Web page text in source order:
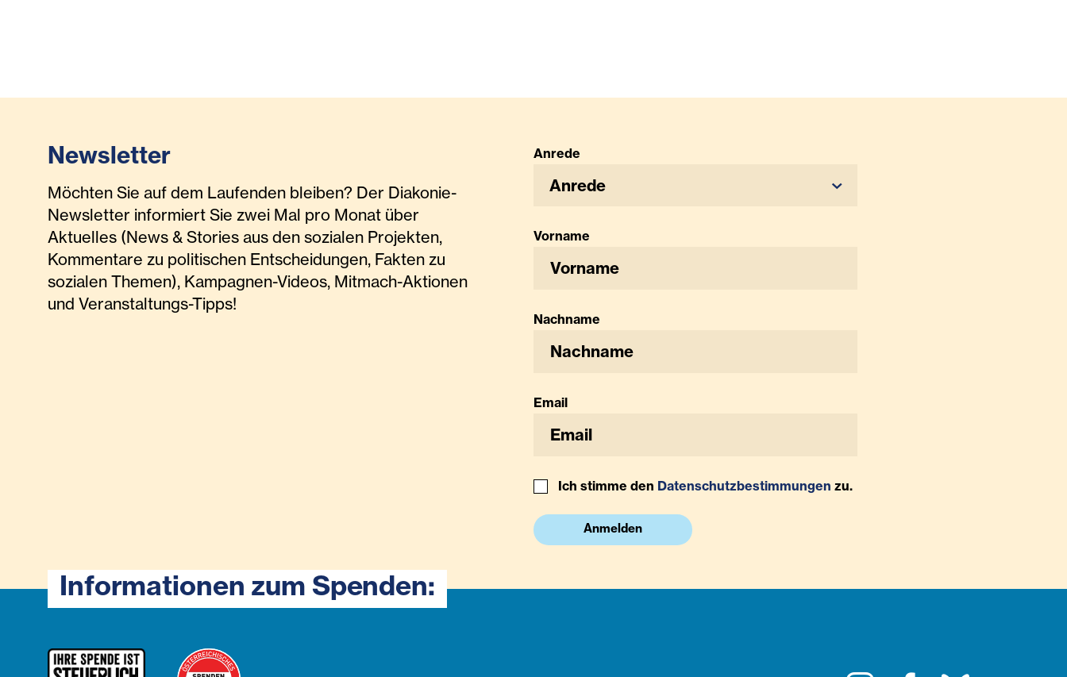
Newsletter
Möchten Sie auf dem Laufenden bleiben? Der Diakonie-
Newsletter informiert Sie zwei Mal pro Monat über
Aktuelles (News & Stories aus den sozialen Projekten,
Kommentare zu politischen Entscheidungen, Fakten zu
sozialen Themen), Kampagnen-Videos, Mitmach-Aktionen
und Veranstaltungs-Tipps!
Anrede
Anrede
Vorname
Nachname
Email
Ich stimme den Datenschutzbestimmungen zu.
Anmelden
Informationen zum Spenden: